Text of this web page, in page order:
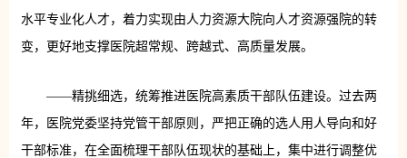
水平专业化人才，着力实现由人力资源大院向人才资源强院的转
变，更好地支撑医院超常规、跨越式、高质量发展。
——精挑细选，统筹推进医院高素质干部队伍建设。过去两
年，医院党委坚持党管干部原则，严把正确的选人用人导向和好
干部标准，在全面梳理干部队伍现状的基础上，集中进行调整优